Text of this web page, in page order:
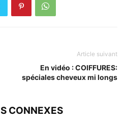
Article suivant
En vidéo : COIFFURES:
spéciales cheveux mi longs
CONNEXES